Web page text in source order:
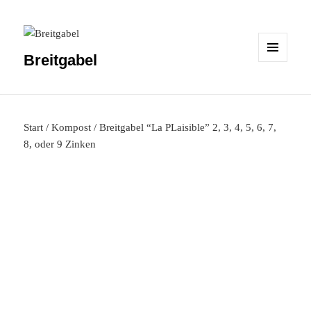
Breitgabel
Start /Kompost / Breitgabel “La PLaisible” 2, 3, 4, 5, 6, 7,
8, oder 9 Zinken